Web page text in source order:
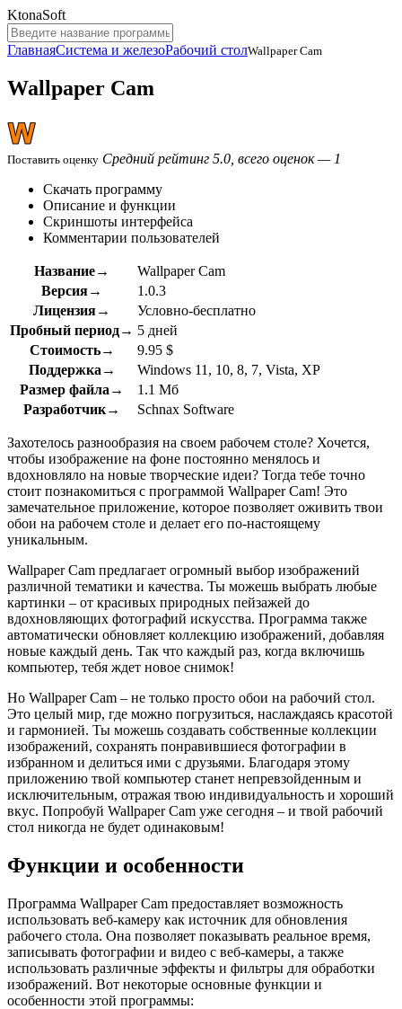
KtonaSoft
ГлавнаяСистема и железоРабочий столWallpaper Cam
Wallpaper Cam
Поставить оценку Средний рейтинг 5.0, всего оценок — 1
Скачать программу
Описание и функции
Скриншоты интерфейса
Комментарии пользователей
Название→
Wallpaper Cam
Версия→
1.0.3
Лицензия→
Условно-бесплатно
Пробный период→ 5 дней
Стоимость→
9.95 $
Поддержка→
Windows 11, 10, 8, 7, Vista, XP
Размер файла→
1.1 Мб
Разработчик→
Schnax Software
Захотелось разнообразия на своем рабочем столе? Хочется,
чтобы изображение на фоне постоянно менялось и
вдохновляло на новые творческие идеи? Тогда тебе точно
стоит познакомиться с программой Wallpaper Cam! Это
замечательное приложение, которое позволяет оживить твои
обои на рабочем столе и делает его по-настоящему
уникальным.
Wallpaper Cam предлагает огромный выбор изображений
различной тематики и качества. Ты можешь выбрать любые
картинки – от красивых природных пейзажей до
вдохновляющих фотографий искусства. Программа также
автоматически обновляет коллекцию изображений, добавляя
новые каждый день. Так что каждый раз, когда включишь
компьютер, тебя ждет новое снимок!
Но Wallpaper Cam – не только просто обои на рабочий стол.
Это целый мир, где можно погрузиться, наслаждаясь красотой
и гармонией. Ты можешь создавать собственные коллекции
изображений, сохранять понравившиеся фотографии в
избранном и делиться ими с друзьями. Благодаря этому
приложению твой компьютер станет непревзойденным и
исключительным, отражая твою индивидуальность и хороший
вкус. Попробуй Wallpaper Cam уже сегодня – и твой рабочий
стол никогда не будет одинаковым!
Функции и особенности
Программа Wallpaper Cam предоставляет возможность
использовать веб-камеру как источник для обновления
рабочего стола. Она позволяет показывать реальное время,
записывать фотографии и видео с веб-камеры, а также
использовать различные эффекты и фильтры для обработки
изображений. Вот некоторые основные функции и
особенности этой программы: